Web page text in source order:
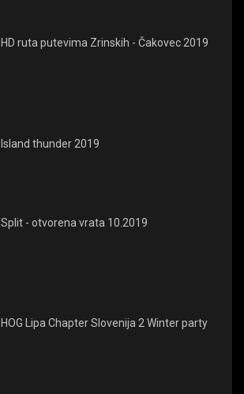
HD ruta putevima Zrinskih - Čakovec 2019
Island thunder 2019
Split - otvorena vrata 10.2019
HOG Lipa Chapter Slovenija 2 Winter party